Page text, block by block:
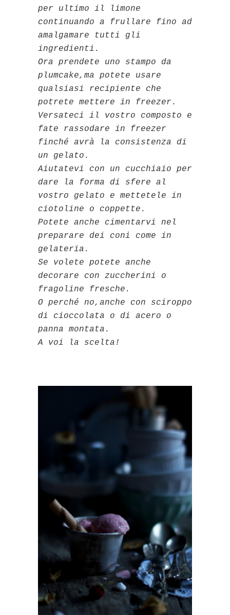
per ultimo il limone
continuando a frullare fino ad
amalgamare tutti gli
ingredienti.
Ora prendete uno stampo da
plumcake,ma potete usare
qualsiasi recipiente che
potrete mettere in freezer.
Versateci il vostro composto e
fate rassodare in freezer
finché avrà la consistenza di
un gelato.
Aiutatevi con un cucchiaio per
dare la forma di sfere al
vostro gelato e mettetele in
ciotoline o coppette.
Potete anche cimentarvi nel
preparare dei coni come in
gelateria.
Se volete potete anche
decorare con zuccherini o
fragoline fresche.
O perché no,anche con sciroppo
di cioccolata o di acero o
panna montata.
A voi la scelta!